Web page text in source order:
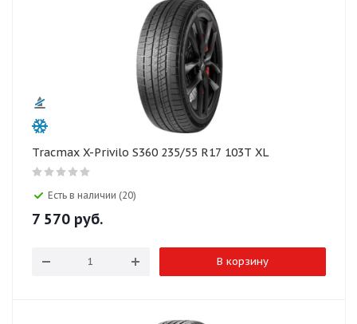
Tracmax X-Privilo S360 235/55 R17 103T XL
Есть в наличии (20)
7 570 руб.
В корзину